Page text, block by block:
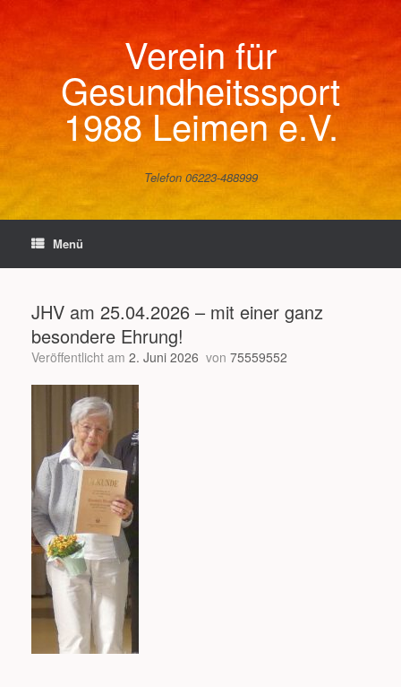
Verein für
Gesundheitssport
1988 Leimen e.V.
Telefon 06223-488999
Menü
JHV am 25.04.2026 – mit einer ganz
besondere Ehrung!
Veröffentlicht am 2. Juni 2026 von 75559552